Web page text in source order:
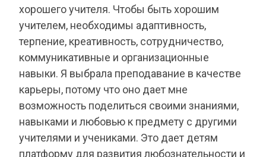
хорошего учителя. Чтобы быть хорошим
учителем, необходимы адаптивность,
терпение, креативность, сотрудничество,
коммуникативные и организационные
навыки. Я выбрала преподавание в качестве
карьеры, потому что оно дает мне
возможность поделиться своими знаниями,
навыками и любовью к предмету с другими
учителями и учениками. Это дает детям
платформу для развития любознательности и